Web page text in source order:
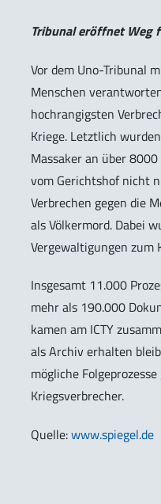
Tribunal eröffnet Weg
Vor dem Uno-Tribunal
Menschen
hochrangigsten
Kriege. Letztlich
Massaker an über
vom Gerichtshof nicht
Verbrechen gegen die
als Völkermord. Dabei
Vergewaltigungen zum
Insgesamt 11.000
mehr als 190.000
kamen am ICTY
als Archiv erhalten
mögliche
Kriegsverbrecher.
Quelle:www.spiegel.de